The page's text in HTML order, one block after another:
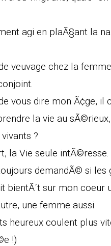
agi en plaÃ§ant la
veuvage chez la
vous dire mon Ã¢ge, il
la vie au
?
la Vie seule intÃ©resse.
demandÃ© si
bientÃ´t sur mon
une femme aussi.
heureux coulent plus
!)